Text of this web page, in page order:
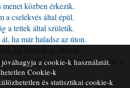
menet közben érkezik.
a cselekvés által épül.
a tettek által születik.
ha már haladsz az úton.
ha elkezdesz alkotni.
amikor megtanulsz áramolni a
a cookie-k használatát.
Cookie-k
és statisztikai cookie-k